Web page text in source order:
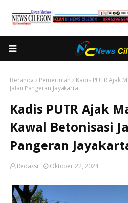
Beranda Pemerintah
Kadis PUTR Ajak
Jalan Pangeran Jayakarta
Kadis PUTR Ajak
Kawal Betonisasi
Pangeran
Redaksi Oktober 22, 2024